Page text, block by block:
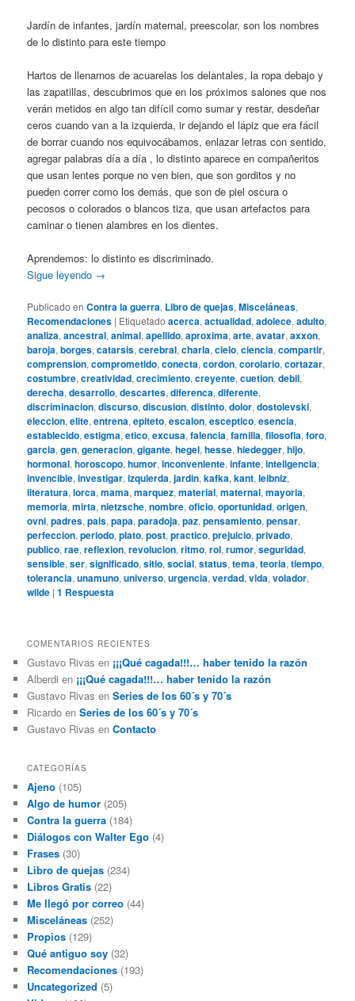
Jardín de infantes, jardín maternal, preescolar, son los nombres
de lo distinto para este tiempo
Hartos de llenarnos de acuarelas los delantales, la ropa debajo y
las zapatillas, descubrimos que en los próximos salones que nos
verán metidos en algo tan difícil como sumar y restar, desdeñar
ceros cuando van a la izquierda, ir dejando el lápiz que era fácil
de borrar cuando nos equivocábamos, enlazar letras con sentido,
agregar palabras día a día , lo distinto aparece en compañeritos
que usan lentes porque no ven bien, que son gorditos y no
pueden correr como los demás, que son de piel oscura o
pecosos o colorados o blancos tiza, que usan artefactos para
caminar o tienen alambres en los dientes.
Aprendemos: lo distinto es discriminado.
Sigue leyendo →
Publicado en Contra la guerra, Libro de quejas,Misceláneas,
Recomendaciones | Etiquetado acerca,actualidad,adolece,adulto,
analiza,ancestral,animal,apellido,aproxima,arte,avatar,axxon,
baroja,borges,catarsis,cerebral,charla,cielo,ciencia,compartir,
comprension,comprometido,conecta,cordon,corolario,cortazar,
costumbre,creatividad,crecimiento,creyente,cuetion,debil,
derecha,desarrollo,descartes,diferenca,diferente,
discriminacion,discurso,discusion,distinto,dolor,dostoievski,
eleccion,elite,entrena,epiteto,escalon,esceptico,esencia,
establecido,estigma,etico,excusa,falencia,familia,filosofia,foro,
garcia,gen,generacion,gigante,hegel,hesse,hiedegger,hijo,
hormonal,horoscopo,humor,inconveniente,infante,inteligencia,
invencible,investigar,izquierda,jardin,kafka,kant,leibniz,
literatura,lorca,mama,marquez,material,maternal,mayoria,
memoria,mirta,nietzsche,nombre,oficio,oportunidad,origen,
ovni,padres,pais,papa,paradoja,paz,pensamiento,pensar,
perfeccion,periodo,plato,post,practico,prejuicio,privado,
publico,rae,reflexion,revolucion,ritmo,rol,rumor,seguridad,
sensible,ser,significado,sitio,social,status,tema,teoria,tiempo,
tolerancia,unamuno,universo,urgencia,verdad,vida,volador,
wilde |1 Respuesta
COMENTARIOS RECIENTES
Gustavo Rivas en ¡¡¡Qué cagada!!!… haber tenido la razón
Alberdi en ¡¡¡Qué cagada!!!… haber tenido la razón
Gustavo Rivas enSeries de los 60´s y 70´s
Ricardo enSeries de los 60´s y 70´s
Gustavo Rivas enContacto
CATEGORÍAS
Ajeno (105)
Algo de humor (205)
Contra la guerra (184)
Diálogos con Walter Ego (4)
Frases (30)
Libro de quejas (234)
Libros Gratis (22)
Me llegó por correo (44)
Misceláneas (252)
Propios (129)
Qué antiguo soy (32)
Recomendaciones (193)
Uncategorized (5)